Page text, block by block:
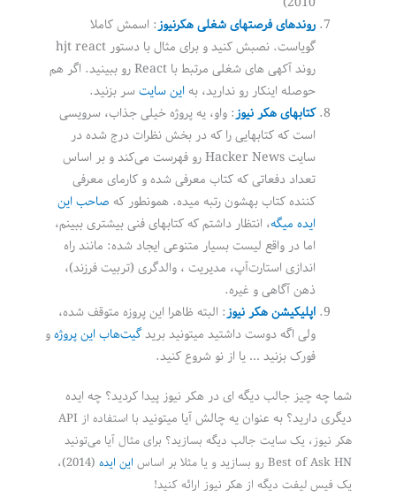
روندهای فرصتهای شغلی هکرنیوز: اسمش کاملا
گویاست. نصبش کنید و برای مثال با دستور hjt react
روند آکهی های شغلی مرتبط با React رو ببینید. اگر هم
حوصله اینکار رو ندارید، بهاین سایتسر بزنید.
کتابهای هکر نیوز: واو، یه پروژه خیلی جذاب، سرویسی
است که کتابهایی را که در بخش نظرات درج شده در
سایت Hacker News رو فهرست می‌کند و بر اساس
تعداد دفعاتی که کتاب معرفی شده و کارمای معرفی
کننده کتاب بهشون رتبه میده. همونطور که صاحب این
ایده میگه، انتظار داشتم که کتابهای فنی بیشتری ببینم،
اما در واقع لیست بسیار متنوعی ایجاد شده: مانند راه
اندازی استارت‌آپ، مدیریت ، والدگری (تربیت فرزند)،
ذهن آگاهی و غیره.
اپلیکیشن هکر نیوز: البته ظاهرا این پروزه متوقف شده،
ولی اگه دوست داشتید میتونید بریدگیت‌هاب این پروژهو
فورک بزنید … یا از نو شروع کنید.
شما چه چیز جالب دیگه ای در هکر نیوز پیدا کردید؟ چه ایده
دیگری دارید؟ به عنوان یه چالش آیا میتونید
با استفاده از API
هکر نیوز، یک سایت جالب دیگه بسازید؟ برای مثال آیا می‌تونید
Best of Ask HN رو بسازید و یا مثلا بر اساس
این ایده
(2014)،
یک فیس لیفت دیگه از هکر نیوز ارائه کنید!